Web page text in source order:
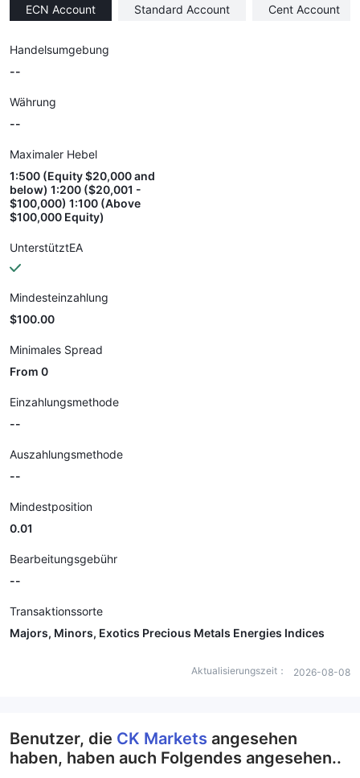
ECN Account Standard Account Cent Account
Handelsumgebung
--
Währung
--
Maximaler Hebel
1:500 (Equity $20,000 and
below) 1:200 ($20,001 -
$100,000) 1:100 (Above
$100,000 Equity)
UnterstütztEA
Mindesteinzahlung
$100.00
Minimales Spread
From 0
Einzahlungsmethode
--
Auszahlungsmethode
--
Mindestposition
0.01
Bearbeitungsgebühr
--
Transaktionssorte
Majors, Minors, Exotics Precious Metals Energies Indices
Aktualisierungszeit： 2026-08-08
Benutzer, die CK Markets angesehen
haben, haben auch Folgendes angesehen..